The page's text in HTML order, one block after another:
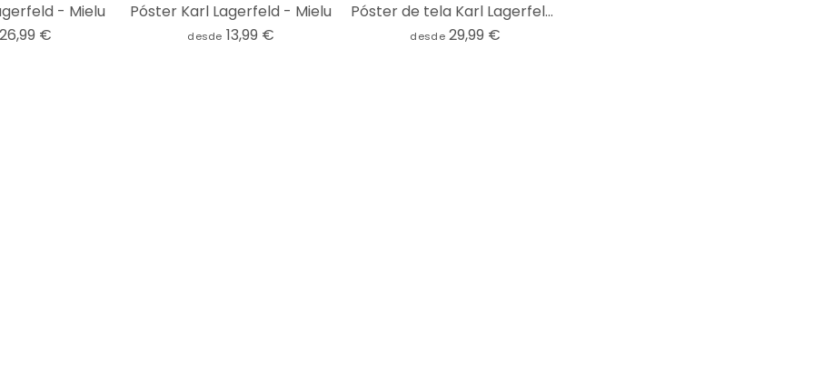
- Mielu
26,99 €
Póster Karl Lagerfeld - Mielu
desde 13,99 €
Póster de tela Karl Lagerfeld - Mielu
desde 29,99 €